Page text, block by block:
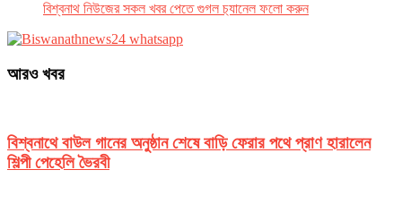
বিশ্বনাথ নিউজের সকল খবর পেতে গুগল চ‌্যানেল ফলো করুন
আরও খবর
বিশ্বনাথে বাউল গানের অনুষ্ঠান শেষে বাড়ি ফেরার পথে প্রাণ হারালেন
শিল্পী পেহেলি ভৈরবী